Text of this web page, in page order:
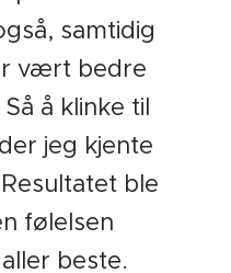
samtidig
vært bedre
å klinke til
jeg kjente
ble
følelsen
beste.